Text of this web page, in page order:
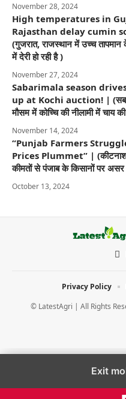
November 28, 2024
High temperatures in
Rajasthan delay cumin
(गुजरात, राजस्थान में उच्च तापमान
में देरी हो रही है )
November 27, 2024
Sabarimala season
up at Kochi auction! |
मौसम में कोच्चि की नीलामी में चाय
November 14, 2024
“Punjab Farmers
Prices Plummet” |
कीमतों से पंजाब के किसानों पर
October 13, 2024
© LatestAgri | All Rights
Privacy Policy
Exit